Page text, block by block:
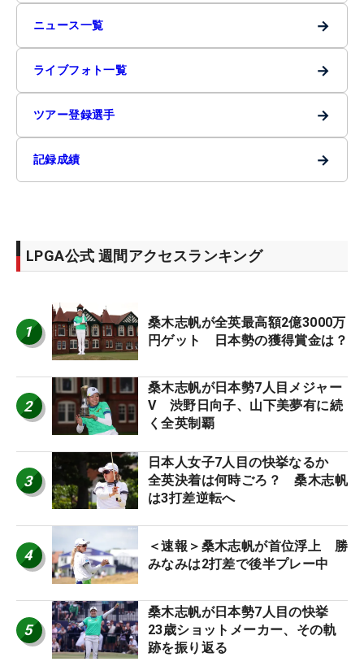
ニュース一覧 →
ライブフォト一覧 →
ツアー登録選手 →
記録成績 →
LPGA公式 週間アクセスランキング
1
桑木志帆が全英最高額2億3000万
円ゲット 日本勢の獲得賞金は？
2
桑木志帆が日本勢7人目メジャー
V 渋野日向子、山下美夢有に続
く全英制覇
3
日本人女子7人目の快挙なるか
全英決着は何時ごろ？ 桑木志帆
は3打差逆転へ
4
＜速報＞桑木志帆が首位浮上 勝
みなみは2打差で後半プレー中
5
桑木志帆が日本勢7人目の快挙
23歳ショットメーカー、その軌
跡を振り返る